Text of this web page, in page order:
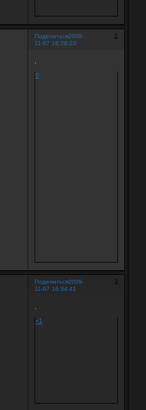
Поделиться 2
2009-
11-07 16:28:23
0
Поделиться 3
2009-
11-07 16:34:41
+1